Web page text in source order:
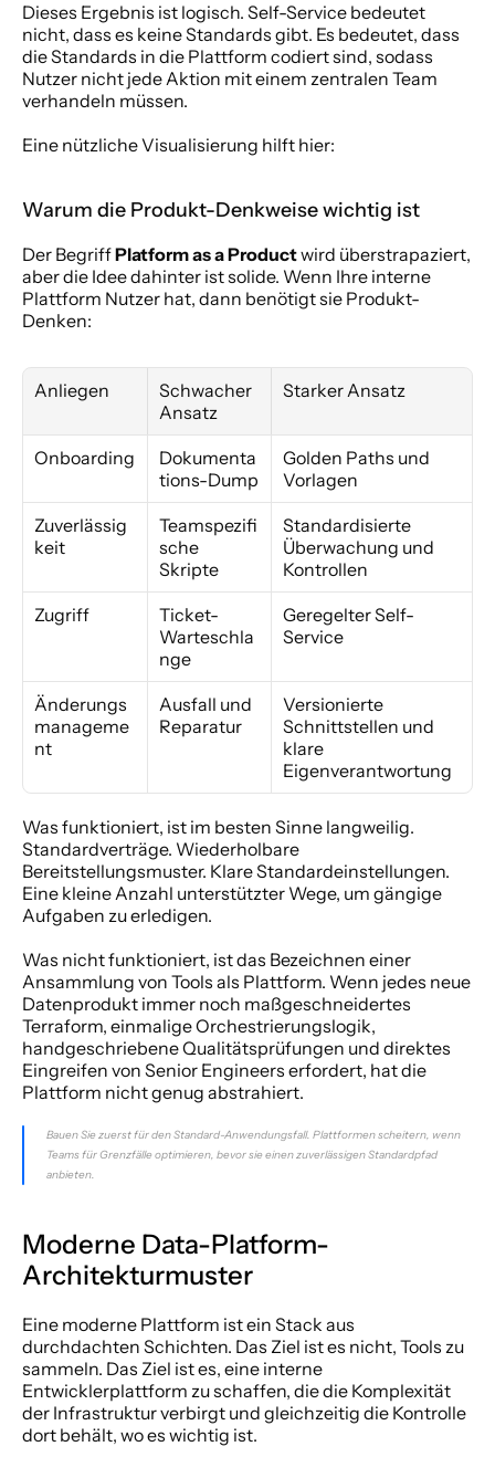
Dieses Ergebnis ist logisch. Self-Service bedeutet
nicht, dass es keine Standards gibt. Es bedeutet, dass
die Standards in die Plattform codiert sind, sodass
Nutzer nicht jede Aktion mit einem zentralen Team
verhandeln müssen.
Eine nützliche Visualisierung hilft hier:
Warum die Produkt-Denkweise wichtig ist
Der Begriff Platform as a Product wird überstrapaziert,
aber die Idee dahinter ist solide. Wenn Ihre interne
Plattform Nutzer hat, dann benötigt sie Produkt-
Denken:
Anliegen
Schwacher
Ansatz
Starker Ansatz
Onboarding
Dokumenta
tions-Dump
Golden Paths und
Vorlagen
Zuverlässig
keit
Teamspezifi
sche
Skripte
Standardisierte
Überwachung und
Kontrollen
Zugriff
Ticket-
Warteschla
nge
Geregelter Self-
Service
Änderungs
manageme
nt
Ausfall und
Reparatur
Versionierte
Schnittstellen und
klare
Eigenverantwortung
Was funktioniert, ist im besten Sinne langweilig.
Standardverträge. Wiederholbare
Bereitstellungsmuster. Klare Standardeinstellungen.
Eine kleine Anzahl unterstützter Wege, um gängige
Aufgaben zu erledigen.
Was nicht funktioniert, ist das Bezeichnen einer
Ansammlung von Tools als Plattform. Wenn jedes neue
Datenprodukt immer noch maßgeschneidertes
Terraform, einmalige Orchestrierungslogik,
handgeschriebene Qualitätsprüfungen und direktes
Eingreifen von Senior Engineers erfordert, hat die
Plattform nicht genug abstrahiert.
Bauen Sie zuerst für den Standard-Anwendungsfall. Plattformen scheitern, wenn
Teams für Grenzfälle optimieren, bevor sie einen zuverlässigen Standardpfad
anbieten.
Moderne Data-Platform-
Architekturmuster
Eine moderne Plattform ist ein Stack aus
durchdachten Schichten. Das Ziel ist es nicht, Tools zu
sammeln. Das Ziel ist es, eine interne
Entwicklerplattform zu schaffen, die die Komplexität
der Infrastruktur verbirgt und gleichzeitig die Kontrolle
dort behält, wo es wichtig ist.